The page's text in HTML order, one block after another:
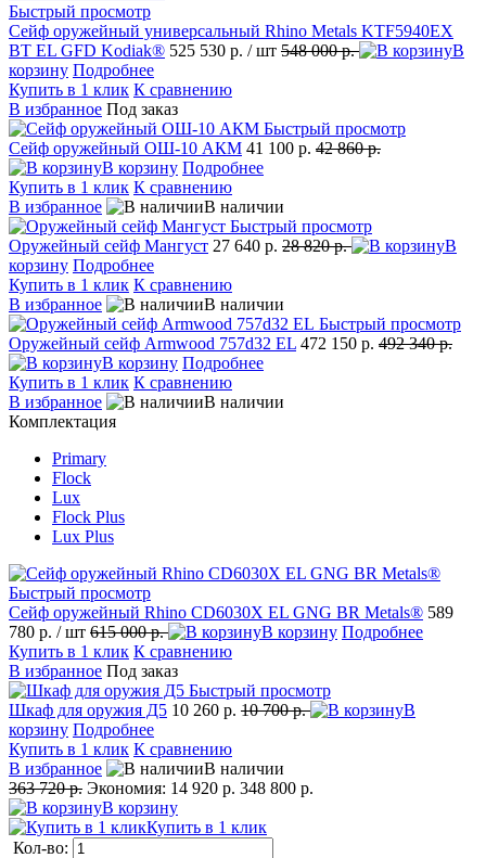
Быстрый просмотр
Сейф оружейный универсальный Rhino Metals KTF5940EX
BT EL GFD Kodiak® 525 530 р. / шт 548 000 р.
В
корзину Подробнее
Купить в 1 клик К сравнению
В избранное Под заказ
Быстрый просмотр
Сейф оружейный ОШ-10 АКМ 41 100 р. 42 860 р.
В корзину Подробнее
Купить в 1 клик К сравнению
В избранное
В наличии
Быстрый просмотр
Оружейный сейф Мангуст 27 640 р. 28 820 р.
В
корзину Подробнее
Купить в 1 клик К сравнению
В избранное
В наличии
Быстрый просмотр
Оружейный сейф Armwood 757d32 EL 472 150 р. 492 340 р.
В корзину Подробнее
Купить в 1 клик К сравнению
В избранное
В наличии
Комплектация
Primary
Flock
Lux
Flock Plus
Lux Plus
Быстрый просмотр
Сейф оружейный Rhino CD6030X EL GNG BR Metals® 589
780 р. / шт 615 000 р. В корзину Подробнее
Купить в 1 клик К сравнению
В избранное Под заказ
Быстрый просмотр
Шкаф для оружия Д5 10 260 р. 10 700 р.
В
корзину Подробнее
Купить в 1 клик К сравнению
В избранное
В наличии
363 720 р. Экономия: 14 920 р. 348 800 р.
В корзину
Купить в 1 клик
Кол-во: